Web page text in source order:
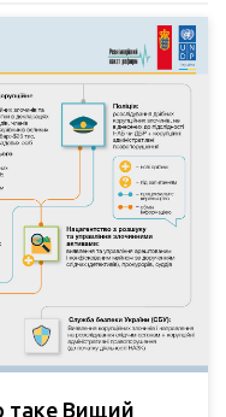
таке Вищий